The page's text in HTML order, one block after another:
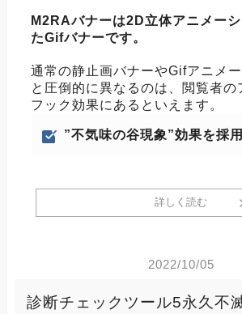
M2RAバナーは2D立体アニメー
たGifバナーです。
通常の静止画バナーやGifアニメ
と圧倒的に異なるのは、閲覧者の
フック効果にあるといえます。
”不気味の谷現象”効果を採用
詳しく読む
2022/10/05
診断チェックツール5永久不